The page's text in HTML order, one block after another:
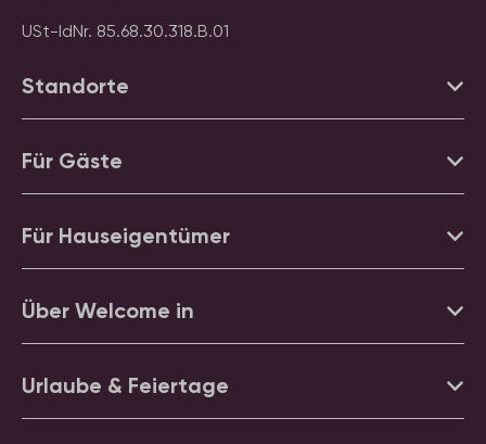
USt-IdNr. 85.68.30.318.B.01
Standorte
Für Gäste
Für Hauseigentümer
Über Welcome in
Urlaube & Feiertage